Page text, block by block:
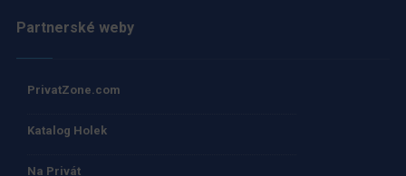
Partnerské weby
PrivatZone.com
Katalog Holek
Na Privát